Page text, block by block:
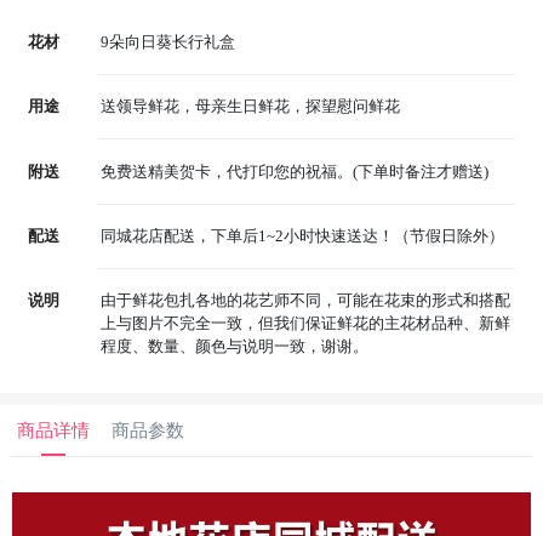
花材 9朵向日葵长行礼盒
用途 送领导鲜花，母亲生日鲜花，探望慰问鲜花
附送 免费送精美贺卡，代打印您的祝福。(下单时备注才赠送)
配送 同城花店配送，下单后1~2小时快速送达！（节假日除外）
说明
由于鲜花包扎各地的花艺师不同，可能在花束的形式和搭配
上与图片不完全一致，但我们保证鲜花的主花材品种、新鲜
程度、数量、颜色与说明一致，谢谢。
商品详情 商品参数